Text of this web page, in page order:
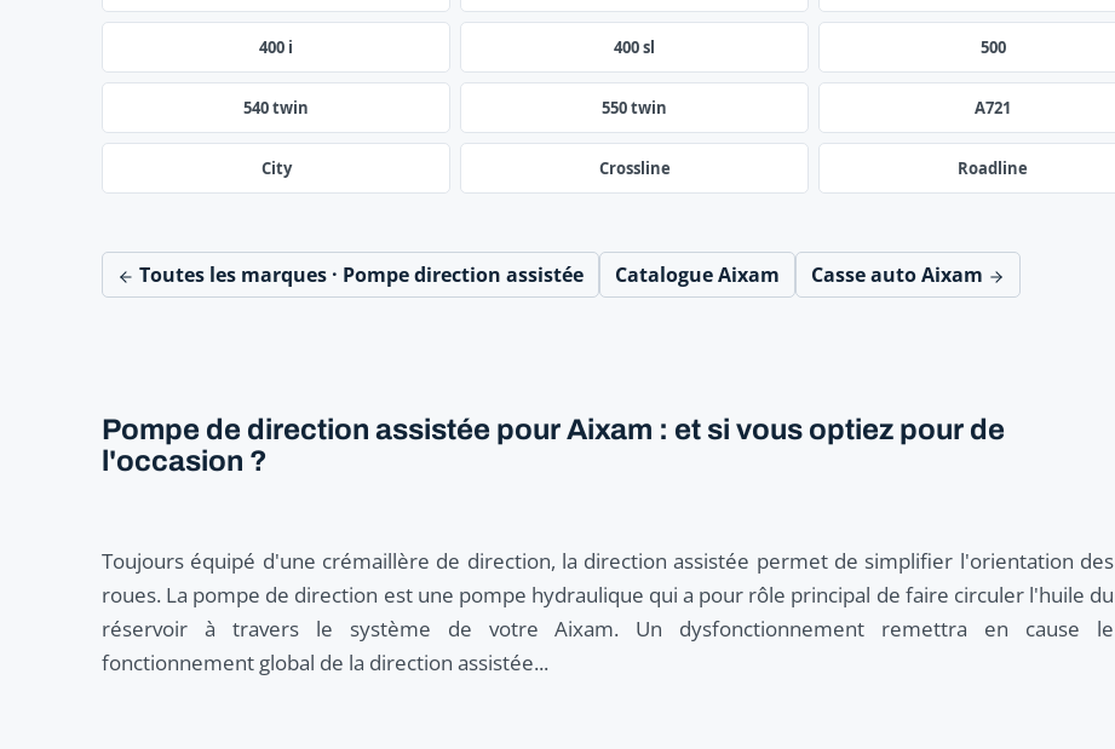
400 i 400 sl 500
540 twin 550 twin A721
City Crossline Roadline
Toutes les marques · Pompe direction assistée Catalogue Aixam Casse auto Aixam
Pompe de direction assistée pour Aixam : et si vous optiez pour de
l'occasion ?
Toujours équipé d'une crémaillère de direction, la direction assistée permet de simplifier l'orientation des
roues. La pompe de direction est une pompe hydraulique qui a pour rôle principal de faire circuler l'huile du
réservoir à travers le système de votre Aixam. Un dysfonctionnement remettra en cause le
fonctionnement global de la direction assistée...